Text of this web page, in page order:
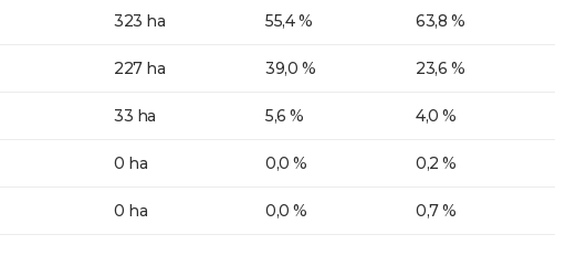
323 ha 55,4 % 63,8 %
227 ha 39,0 % 23,6 %
33 ha 5,6 % 4,0 %
0 ha 0,0 % 0,2 %
0 ha 0,0 % 0,7 %